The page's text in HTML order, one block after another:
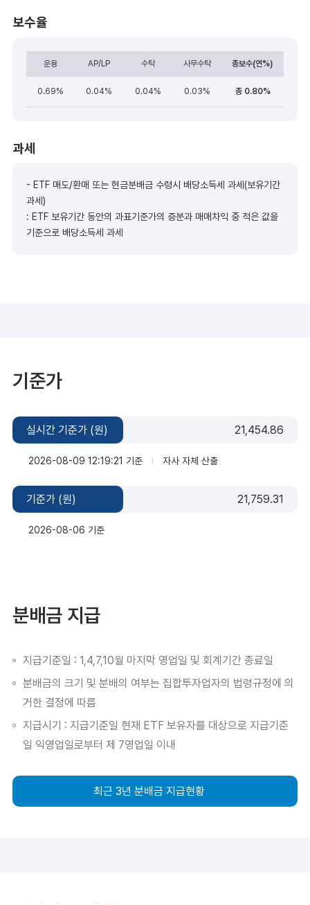
보수율
운용 AP/LP 수탁 사무수탁 총보수(연%)
0.69% 0.04% 0.04% 0.03% 총 0.80%
과세
- ETF 매도/환매 또는 현금분배금 수령시 배당소득세 과세(보유기간
과세)
: ETF 보유기간 동안의 과표기준가의 증분과 매매차익 중 적은 값을
기준으로 배당소득세 과세
기준가
실시간 기준가 (원) 21,454.86
2026-08-09 12:19:21 기준 자사 자체 산출
기준가 (원) 21,759.31
2026-08-06 기준
분배금 지급
지급기준일 : 1,4,7,10월 마지막 영업일 및 회계기간 종료일
분배금의 크기 및 분배의 여부는 집합투자업자의 법령규정에 의
거한 결정에 따름
지급시기 : 지급기준일 현재 ETF 보유자를 대상으로 지급기준
일 익영업일로부터 제 7영업일 이내
최근 3년 분배금 지급현황